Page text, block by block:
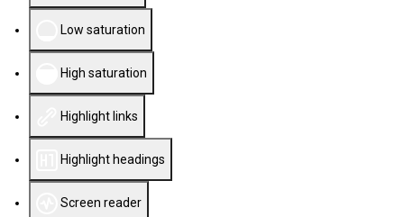
Low saturation
High saturation
Highlight links
Highlight headings
Screen reader